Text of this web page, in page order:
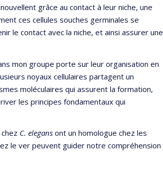
grâce au contact à leur niche, une
ces cellules souches germinales se
le contact avec la niche, et ainsi assurer une
mon groupe porte sur leur organisation en
noyaux cellulaires partagent un
moléculaires qui assurent la formation,
les principes fondamentaux qui
C. elegans ont un homologue chez les
le ver peuvent guider notre compréhension